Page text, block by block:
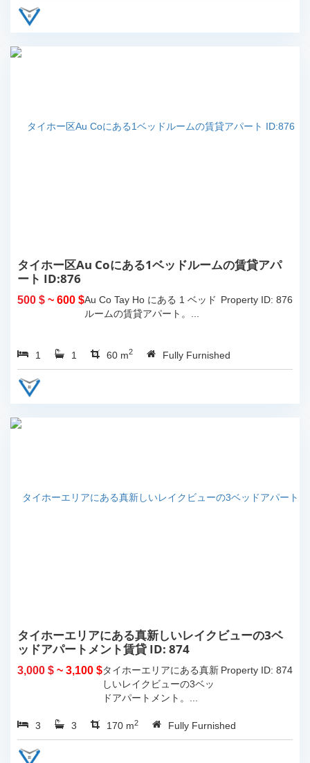
タイホー区Au Coにある1ベッドルームの賃貸アパ
ート ID:876
500 $ ~ 600 $ Property ID: 876
Au Co Tay Ho にある 1 ベッド
ルームの賃貸アパート。...
1 1 60 m2 Fully Furnished
タイホーエリアにある真新しいレイクビューの3ベ
ッドアパートメント賃貸 ID: 874
3,000 $ ~ 3,100 $ Property ID: 874
タイホーエリアにある真新
しいレイクビューの3ベッ
ドアパートメント。...
3 3 170 m2 Fully Furnished